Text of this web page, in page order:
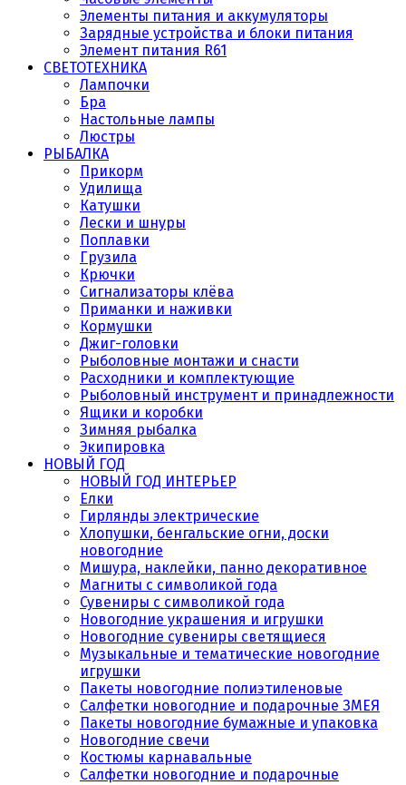
Элементы питания и аккумуляторы
Зарядные устройства и блоки питания
Элемент питания R61
СВЕТОТЕХНИКА
Лампочки
Бра
Настольные лампы
Люстры
РЫБАЛКА
Прикорм
Удилища
Катушки
Лески и шнуры
Поплавки
Грузила
Крючки
Сигнализаторы клёва
Приманки и наживки
Кормушки
Джиг-головки
Рыболовные монтажи и снасти
Расходники и комплектующие
Рыболовный инструмент и принадлежности
Ящики и коробки
Зимняя рыбалка
Экипировка
НОВЫЙ ГОД
НОВЫЙ ГОД ИНТЕРЬЕР
Елки
Гирлянды электрические
Хлопушки, бенгальские огни, доски
новогодние
Мишура, наклейки, панно декоративное
Магниты с символикой года
Сувениры с символикой года
Новогодние украшения и игрушки
Новогодние сувениры светящиеся
Музыкальные и тематические новогодние
игрушки
Пакеты новогодние полиэтиленовые
Салфетки новогодние и подарочные ЗМЕЯ
Пакеты новогодние бумажные и упаковка
Новогодние свечи
Костюмы карнавальные
Салфетки новогодние и подарочные